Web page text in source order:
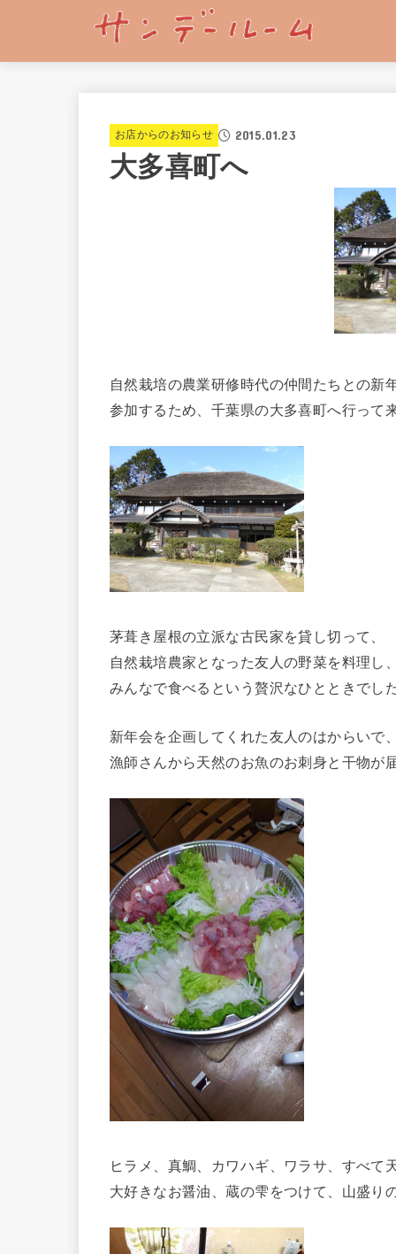
お店からのお知らせ 2015.01.23
大多喜町へ
自然栽培の農業研修時代の仲間たちとの新
参加するため、千葉県の大多喜町へ行って
茅葺き屋根の立派な古民家を貸し切って、
自然栽培農家となった友人の野菜を料理し、
みんなで食べるという贅沢なひとときでした
新年会を企画してくれた友人のはからいで、
漁師さんから天然のお魚のお刺身と干物が
ヒラメ、真鯛、カワハギ、ワラサ、すべて
大好きなお醤油、蔵の雫をつけて、山盛り